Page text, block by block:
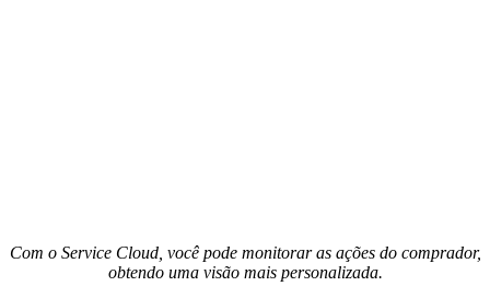
Com o Service Cloud, você pode monitorar as ações do comprador,
obtendo uma visão mais personalizada.